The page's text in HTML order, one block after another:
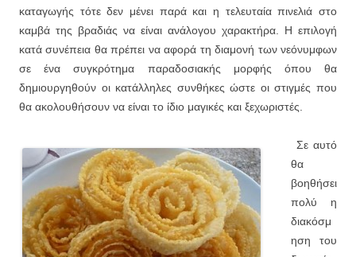
καταγωγής τότε δεν μένει παρά και η τελευταία πινελιά στο
καμβά της βραδιάς να είναι ανάλογου χαρακτήρα. Η επιλογή
κατά συνέπεια θα πρέπει να αφορά τη διαμονή των νεόνυμφων
σε ένα συγκρότημα παραδοσιακής μορφής όπου θα
δημιουργηθούν οι κατάλληλες συνθήκες ώστε οι στιγμές που
θα ακολουθήσουν να είναι το ίδιο μαγικές και ξεχωριστές.
Σε αυτό
θα
βοηθήσει
πολύ η
διακόσμ
ηση του